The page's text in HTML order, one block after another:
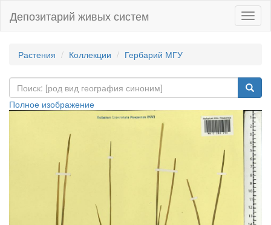
Депозитарий живых систем
Растения Коллекции Гербарий МГУ
Полное изображение